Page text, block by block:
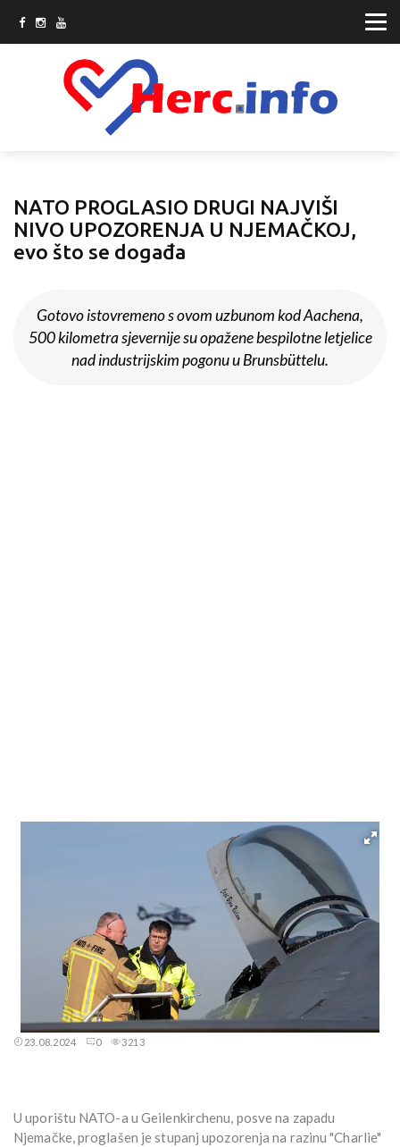
NATO PROGLASIO DRUGI NAJVIŠI
NIVO UPOZORENJA U NJEMAČKOJ,
evo što se događa
Gotovo istovremeno s ovom uzbunom kod Aachena,
500 kilometra sjevernije su opažene bespilotne letjelice
nad industrijskim pogonu u Brunsbüttelu.
23.08.2024 0 3213
U uporištu NATO-a u Geilenkirchenu, posve na zapadu
Njemačke, proglašen je stupanj upozorenja na razinu "Charlie"